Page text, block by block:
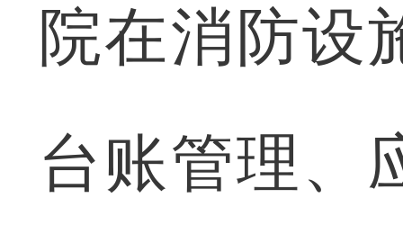
院在消防设
台账管理、